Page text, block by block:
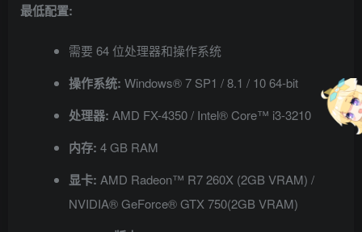
最低配置:
需要 64 位处理器和操作系统
操作系统: Windows® 7 SP1 / 8.1 / 10 64-bit
处理器: AMD FX-4350 / Intel® Core™ i3-3210
内存: 4 GB RAM
显卡: AMD Radeon™ R7 260X (2GB VRAM) /
NVIDIA® GeForce® GTX 750(2GB VRAM)